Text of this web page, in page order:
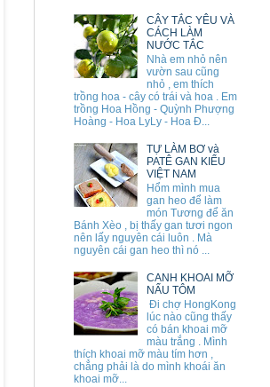
CÂY TẮC YÊU VÀ
CÁCH LÀM
NƯỚC TẮC
Nhà em nhỏ nên
vườn sau cũng
nhỏ , em thích
trồng hoa - cây có trái và hoa . Em
trồng Hoa Hồng - Quỳnh Phượng
Hoàng - Hoa LyLy - Hoa Đ...
TỰ LÀM BƠ và
PATÊ GAN KIỂU
VIỆT NAM
Hổm mình mua
gan heo để làm
món Tương để ăn
Bánh Xèo , bị thấy gan tươi ngon
nên lấy nguyên cái luôn . Mà
nguyên cái gan heo thì nó ...
CANH KHOAI MỠ
NẤU TÔM
Đi chợ HongKong
lúc nào cũng thấy
có bán khoai mỡ
màu trắng . Mình
thích khoai mỡ màu tím hơn ,
chẳng phải là do mình khoái ăn
khoai mỡ...